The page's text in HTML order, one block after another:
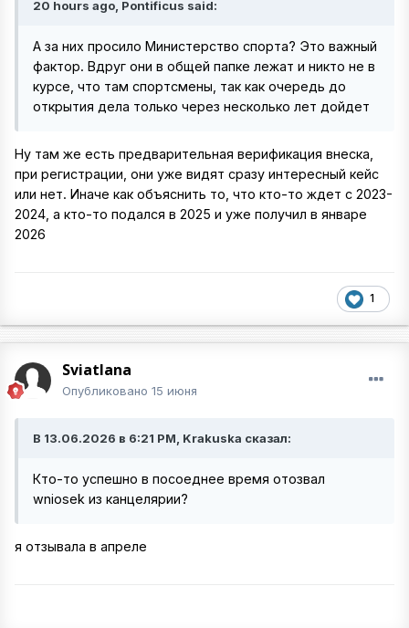
20 hours ago, Pontificus said:
А за них просило Министерство спорта? Это важный
фактор. Вдруг они в общей папке лежат и никто не в
курсе, что там спортсмены, так как очередь до
открытия дела только через несколько лет дойдет
Ну там же есть предварительная верификация внеска,
при регистрации, они уже видят сразу интересный кейс
или нет. Иначе как объяснить то, что кто-то ждет с 2023-
2024, а кто-то подался в 2025 и уже получил в январе
2026
1
Sviatlana
Опубликовано 15 июня
В 13.06.2026 в 6:21 PM, Krakuska сказал:
Кто-то успешно в посоеднее время отозвал
wniosek из канцелярии?
я отзывала в апреле